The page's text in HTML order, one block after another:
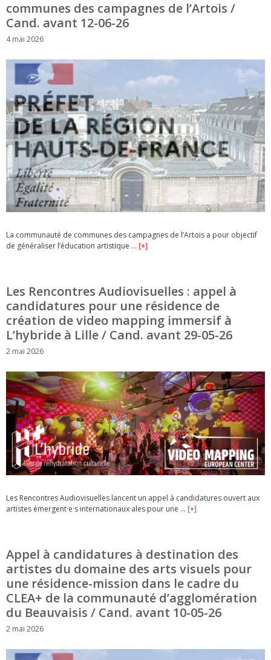
communes des campagnes de l’Artois /
Cand. avant 12-06-26
4 mai 2026
La communauté de communes des campagnes de l’Artois a pour objectif
de généraliser l’éducation artistique … [+]
Les Rencontres Audiovisuelles : appel à
candidatures pour une résidence de
création de video mapping immersif à
L’hybride à Lille / Cand. avant 29-05-26
2 mai 2026
Les Rencontres Audiovisuelles lancent un appel à candidatures ouvert aux
artistes émergent·e·s internationaux·ales pour une … [+]
Appel à candidatures à destination des
artistes du domaine des arts visuels pour
une résidence-mission dans le cadre du
CLEA+ de la communauté d’agglomération
du Beauvaisis / Cand. avant 10-05-26
2 mai 2026